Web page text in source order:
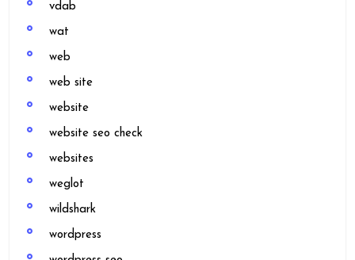
vdab
wat
web
web site
website
website seo check
websites
weglot
wildshark
wordpress